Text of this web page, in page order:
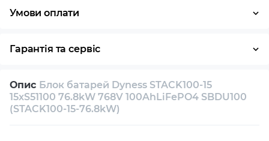
Умови оплати
Гарантія та сервіс
Власний сервісний центр Технічна підтримка
Консультація
Опис Блок батарей Dyness STACK100-15
15xS51100 76.8kW 768V 100AhLiFePO4 SBDU100
(STACK100-15-76.8kW)